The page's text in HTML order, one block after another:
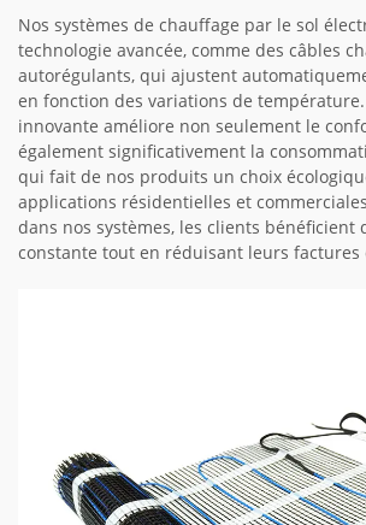
Nos systèmes de chauffage par le sol
technologie avancée, comme des câbles
autorégulants, qui ajustent
en fonction des variations de
innovante améliore non seulement le
également significativement la
qui fait de nos produits un choix
applications résidentielles et
dans nos systèmes, les clients bénéficient
constante tout en réduisant leurs factures